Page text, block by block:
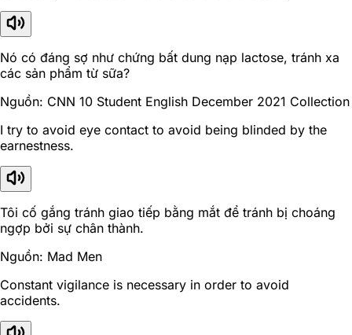
Nó có đáng sợ như chứng bất dung nạp lactose, tránh xa
các sản phẩm từ sữa?
Nguồn: CNN 10 Student English December 2021 Collection
I try to avoid eye contact to avoid being blinded by the
earnestness.
Tôi cố gắng tránh giao tiếp bằng mắt để tránh bị choáng
ngợp bởi sự chân thành.
Nguồn: Mad Men
Constant vigilance is necessary in order to avoid
accidents.